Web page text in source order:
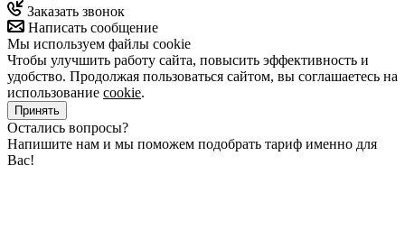
Заказать звонок
Написать сообщение
Мы используем файлы cookie
Чтобы улучшить работу сайта, повысить эффективность и
удобство. Продолжая пользоваться сайтом, вы соглашаетесь на
использование cookie.
Принять
Остались вопросы?
Напишите нам и мы поможем подобрать тариф именно для
Вас!